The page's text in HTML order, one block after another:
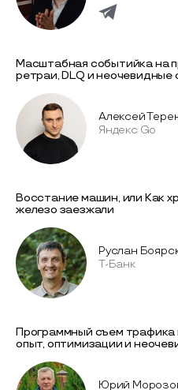
Масштабная событийка на
ретраи, DLQ и неочевидные
Алексей
Яндекс Go
Восстание машин, или Как
железо заезжали
Руслан
T-Банк
Программный съем
опыт, оптимизации и
Юрий